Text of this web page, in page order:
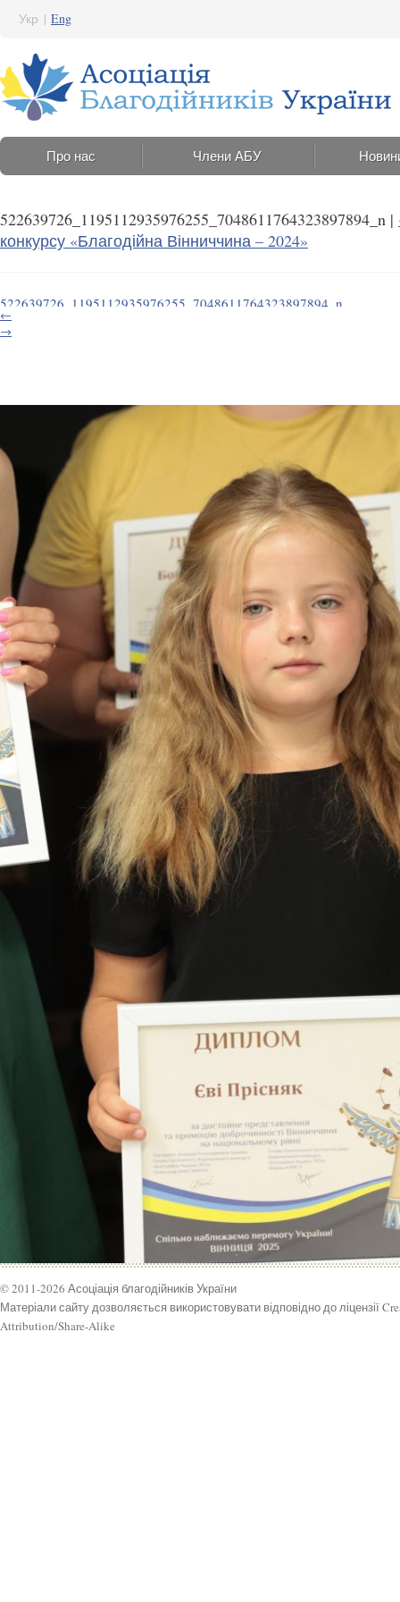
Укр | Eng
Про нас Члени АБУ
522639726_1195112935976255_7048611764323897894_n |
конкурсу «Благодійна Вінниччина – 2024»
522639726_1195112935976255_7048611764323897894_n
24 Липня 2025 15:15
←
→
© 2011-2026 Асоціація благодійників України
Матеріали сайту дозволяється використовувати відповідно до ліцензії
Attribution/Share-Alike